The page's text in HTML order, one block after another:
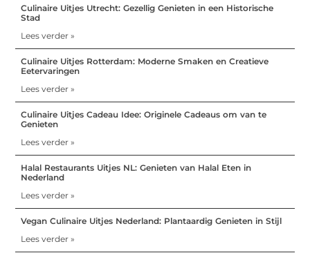
Culinaire Uitjes Utrecht: Gezellig Genieten in een Historische
Stad
Lees verder »
Culinaire Uitjes Rotterdam: Moderne Smaken en Creatieve
Eetervaringen
Lees verder »
Culinaire Uitjes Cadeau Idee: Originele Cadeaus om van te
Genieten
Lees verder »
Halal Restaurants Uitjes NL: Genieten van Halal Eten in
Nederland
Lees verder »
Vegan Culinaire Uitjes Nederland: Plantaardig Genieten in Stijl
Lees verder »